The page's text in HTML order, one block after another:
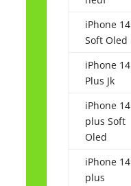
iPhone 14
Soft Oled
iPhone 14
Plus Jk
iPhone 14
plus Soft
Oled
iPhone 14
plus